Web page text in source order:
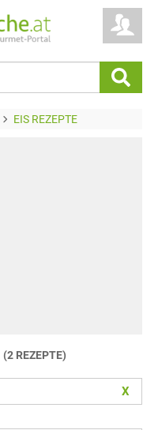
EIS REZEPTE
(2 REZEPTE)
X